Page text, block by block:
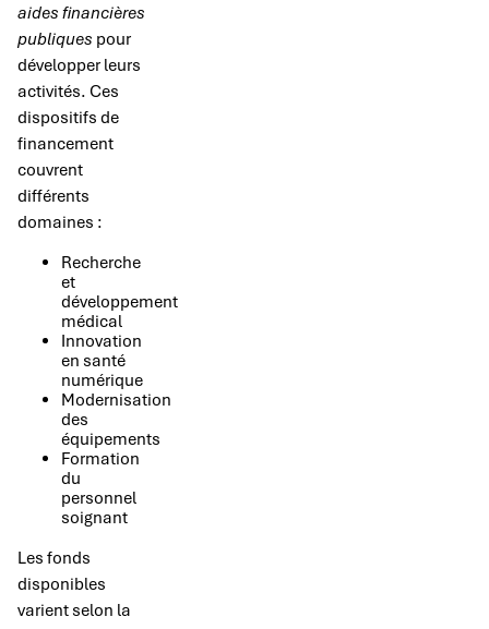
aides financières
publiques pour
développer leurs
activités. Ces
dispositifs de
financement
couvrent
différents
domaines :
Recherche
et
développement
médical
Innovation
en santé
numérique
Modernisation
des
équipements
Formation
du
personnel
soignant
Les fonds
disponibles
varient selon la